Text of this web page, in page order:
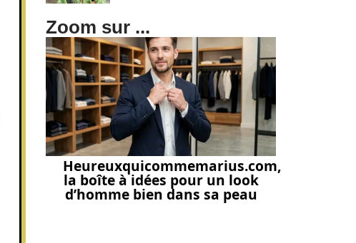
Zoom sur ...
Heureuxquicommemarius.com,
la boîte à idées pour un look
d’homme bien dans sa peau